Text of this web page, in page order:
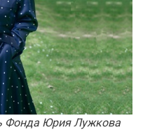
Фонда Юрия Лужкова